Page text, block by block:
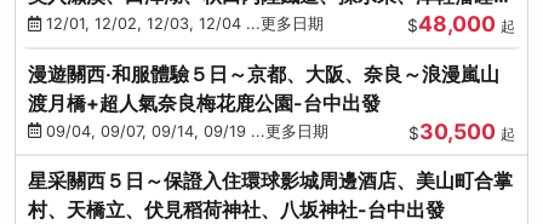
村(不進免稅店)
12/01, 12/02, 12/03, 12/04 ...更多日期 $48,000 起
漫遊關西‧和服體驗５日～京都、大阪、奈良～浪漫嵐山
渡月橋+超人氣奈良梅花鹿公園-台中出發
09/04, 09/07, 09/14, 09/19 ...更多日期 $30,500 起
星采關西５日～保證入住環球影城周邊酒店、美山町合掌
村、天橋立、伏見稻荷神社、八坂神社-台中出發